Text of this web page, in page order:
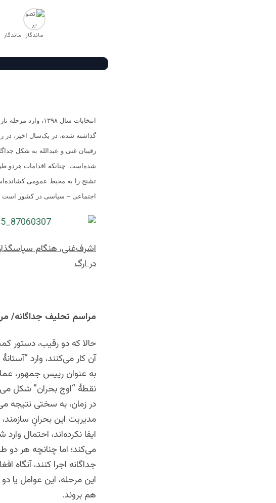
ماندگار
انتخابات سال
گذاشته شده، در یک‌سال اخیر، در
رقیبان غنی و عبدالله به شکل
شده‌است. چنانکه اقدامات هردو
تشنج را به محیط عمومی
اجتماعی – سیاسی در کشور است
اشرف‌غنی، هنگام
در ارگ
مراسم تحلیف جداگانه/
حالا که دو رقیب، دستور
آن کار می‌کنند، وارد
به عنوان رییس جمهور،
نقطۀ “اوج بحران” شکل
در زمان، به سختی نتیجه
مدیریت این بحرانٍ
ایفا نکرده‌اند، احتمال
می‌کند؛ اما چنانچه هر
جداگانه اجرا کنند،
این مرحله، این عوامل یا
هم بروند.